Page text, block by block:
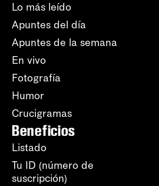
Lo más leído
Apuntes del día
Apuntes de la semana
En vivo
Fotografía
Humor
Crucigramas
Beneficios
Listado
Tu ID (número de
suscripción)